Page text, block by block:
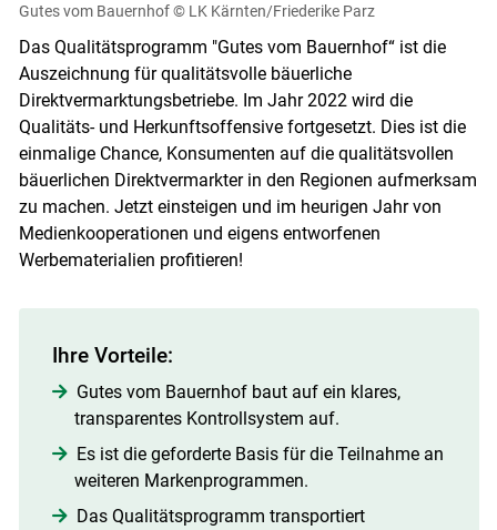
Skip to main content
Gutes vom Bauernhof © LK Kärnten/Friederike Parz
Das Qualitätsprogramm "Gutes vom Bauernhof“ ist die
Auszeichnung für qualitätsvolle bäuerliche
Direktvermarktungsbetriebe. Im Jahr 2022 wird die
Qualitäts- und Herkunftsoffensive fortgesetzt. Dies ist die
einmalige Chance, Konsumenten auf die qualitätsvollen
bäuerlichen Direktvermarkter in den Regionen aufmerksam
zu machen. Jetzt einsteigen und im heurigen Jahr von
Medienkooperationen und eigens entworfenen
Werbematerialien profitieren!
Ihre Vorteile:
Gutes vom Bauernhof baut auf ein klares,
transparentes Kontrollsystem auf.
Es ist die geforderte Basis für die Teilnahme an
weiteren Markenprogrammen.
Das Qualitätsprogramm transportiert